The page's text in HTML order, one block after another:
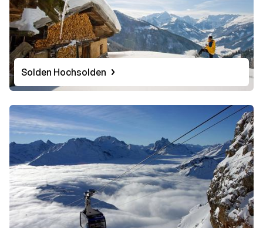
Solden Hochsolden